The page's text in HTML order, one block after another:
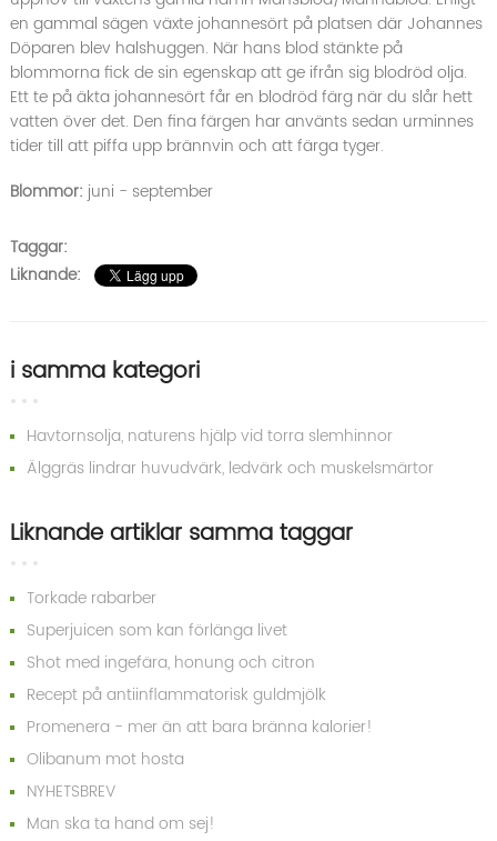
en gammal sägen växte johannesört på platsen där Johannes
Döparen blev halshuggen. När hans blod stänkte på
blommorna fick de sin egenskap att ge ifrån sig blodröd olja.
Ett te på äkta johannesört får en blodröd färg när du slår hett
vatten över det. Den fina färgen har använts sedan urminnes
tider till att piffa upp brännvin och att färga tyger.
Blommor: juni - september
Taggar:
Liknande:
i samma kategori
Havtornsolja, naturens hjälp vid torra slemhinnor
Älggräs lindrar huvudvärk, ledvärk och muskelsmärtor
Liknande artiklar samma taggar
Torkade rabarber
Superjuicen som kan förlänga livet
Shot med ingefära, honung och citron
Recept på antiinflammatorisk guldmjölk
Promenera - mer än att bara bränna kalorier!
Olibanum mot hosta
NYHETSBREV
Man ska ta hand om sej!